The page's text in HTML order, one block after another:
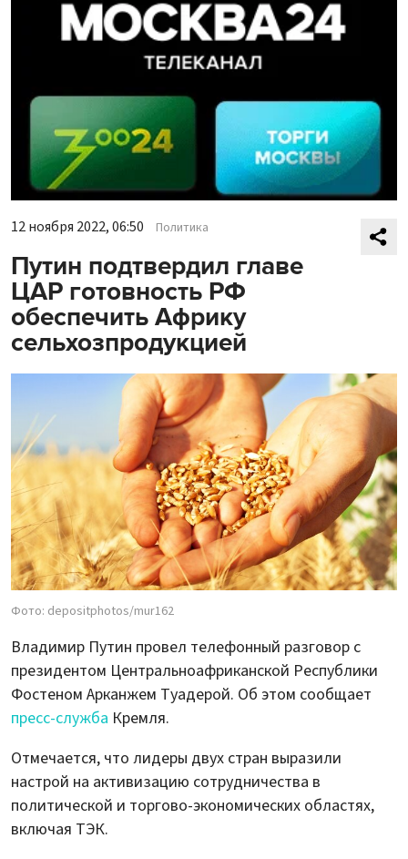
12 ноября 2022, 06:50 Политика
Путин подтвердил главе
ЦАР готовность РФ
обеспечить Африку
сельхозпродукцией
Фото: depositphotos/mur162
Владимир Путин провел телефонный разговор с
президентом Центральноафриканской Республики
Фостеном Арканжем Туадерой. Об этом сообщает
пресс-служба Кремля.
Отмечается, что лидеры двух стран выразили
настрой на активизацию сотрудничества в
политической и торгово-экономических областях,
включая ТЭК.